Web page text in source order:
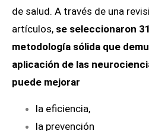
de salud. A través de una
artículos, se seleccionaron
metodología sólida que
aplicación de las
puede mejorar
la eficiencia,
la prevención